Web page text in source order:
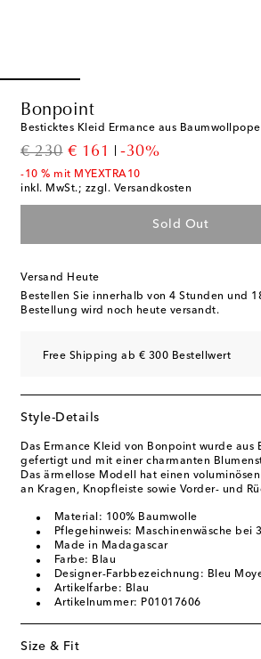
Bonpoint
Besticktes Kleid Ermance aus
€ 230
original price
€ 161
discount price
-30%
-10 % mit MYEXTRA10
inkl. MwSt.; zzgl. Versandkosten
Sold Out
Versand Heute
Bestellen Sie innerhalb von 4 Stunden und
Bestellung wird noch heute versandt.
Free Shipping ab € 300 Bestellwert
Style-Details
Das Ermance Kleid von Bonpoint wurde aus
gefertigt und mit einer charmanten
Das ärmellose Modell hat einen voluminösen
an Kragen, Knopfleiste sowie Vorder- und
Material: 100% Baumwolle
Pflegehinweis: Maschinenwäsche bei
Made in Madagascar
Farbe: Blau
Designer-Farbbezeichnung: Bleu
Artikelfarbe: Blau
Artikelnummer: P01017606
Size & Fit